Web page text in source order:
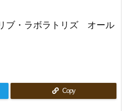
ブ・ラボラトリズ オール
Copy